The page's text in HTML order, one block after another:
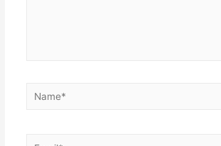
Name*
Email*